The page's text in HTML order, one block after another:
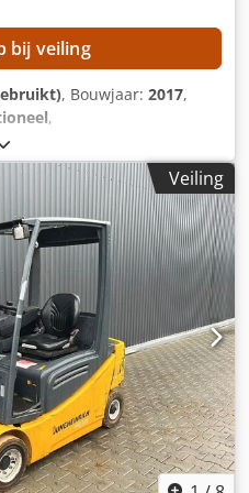
bij veiling
, Bouwjaar: 2017,
,
376-4-0
model:Yaskawa
Yaskawa, aantal
Aantal robotassen: 6
robotarm: 32 kg
Yaskawa YRC1000 Fabrikant
Voeding: 3-fase
Hz Ingangsstroom: 15 A
15 A
ERAR-1000-06VX8-
Uof Yaskawa
YRC1000 robotbesturing
Veiling